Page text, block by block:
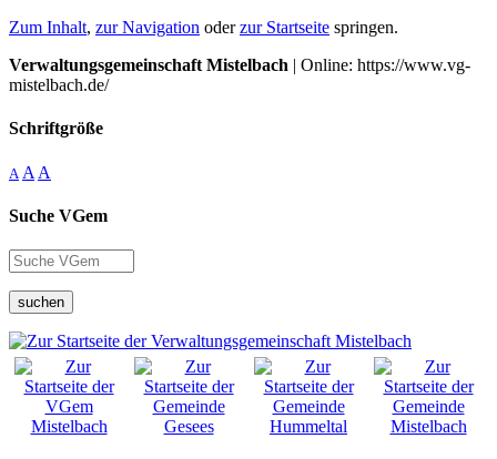
Zum Inhalt, zur Navigation oderzur Startseite springen.
Verwaltungsgemeinschaft Mistelbach | Online: https://www.vg-
mistelbach.de/
Schriftgröße
A A A
Suche VGem
suchen